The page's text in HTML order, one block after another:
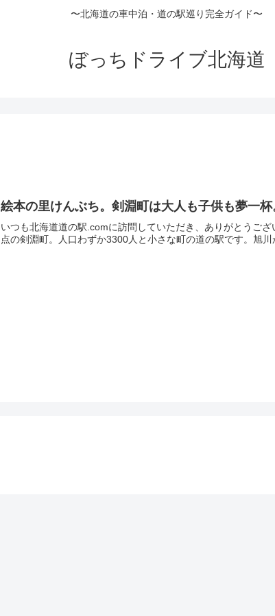
〜北海道の車中泊・道の駅巡り完全ガイド〜
ぼっちドライブ北海道
絵本の里けんぶち。剣淵町は大人も子供も夢一杯
いつも北海道道の駅.comに訪問していただき、ありがとうご
点の剣淵町。人口わずか3300人と小さな町の道の駅です。旭